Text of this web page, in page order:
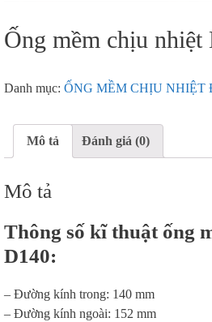
Ống mềm chịu nhiệt
Danh mục: ỐNG MỀM CHỊU NHIỆT
Mô tả Đánh giá (0)
Mô tả
Thông số kĩ thuật ống
D140:
– Đường kính trong: 140 mm
– Đường kính ngoài: 152 mm